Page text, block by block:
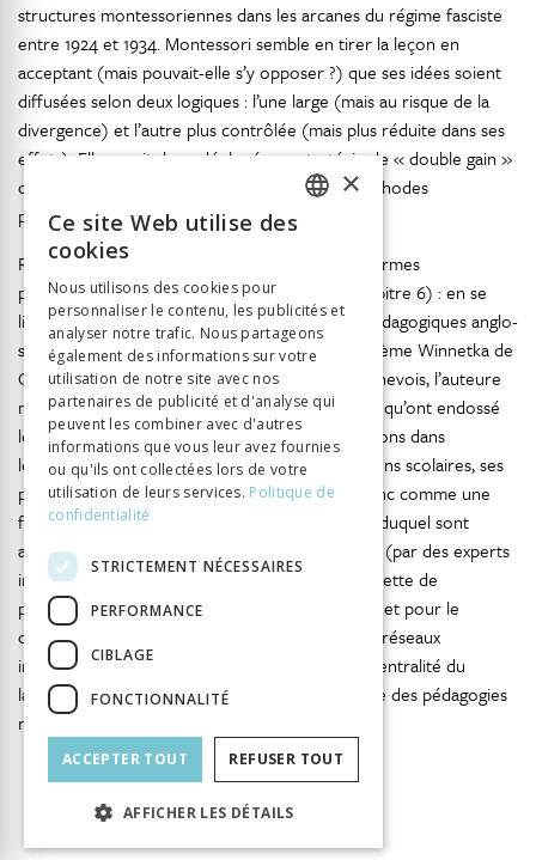
structures montessoriennes dans les arcanes du régime fasciste
entre 1924 et 1934. Montessori semble en tirer la leçon en
acceptant (mais pouvait-elle s’y opposer ?) que ses idées soient
diffusées selon deux logiques : l’une large (mais au risque de la
divergence) et l’autre plus contrôlée (mais plus réduite dans ses
effets). Elle aurait donc déployé une stratégie de « double gain »
qui expliquerait la diffusion mondiale de ses méthodes
pédagogiques.
Rien d’aussi verrouillé dans le parcours des réformes
pédagogiques étudiées parMarie Vergnon
(chapitre 6) : en se
livrant à l’analyse de la réception de modèles pédagogiques anglo-
saxons (le plan Dalton d’Helen Parkhurst, le système Winnetka de
Carleton W. Washburne) par le microcosme genevois, l’auteure
met en lumière le rôle de passeurs/ traducteurs qu’ont endossé
les pédagogues genevois et, au-delà, les institutions dans
lesquelles ils ont œuvré. Genève et ses institutions scolaires, ses
professionnels et ses militants interviennent donc comme une
forme de laboratoire multifonctions au travers duquel sont
analysés (par des experts locaux), expérimentés (par des experts
internationaux à l’Écolint) et validés (par une palette de
publications savantes) divers dispositifs, au nom et pour le
compte à la fois du monde francophone et des réseaux
internationaux de la réforme pédagogique. La centralité du
laboratoire genevois au cœur de la cartographie des pédagogies
réformatrices en est d’autant réaffirmée.
INFORMATION
ITALIAN
×
Ce site Web utilise des
cookies
Nous utilisons des cookies pour
personnaliser le contenu, les publicités et
analyser notre trafic. Nous partageons
également des informations sur votre
utilisation de notre site avec nos
partenaires de publicité et d'analyse qui
peuvent les combiner avec d'autres
informations que vous leur avez fournies
ou qu'ils ont collectées lors de votre
utilisation de leurs services. Politique de
confidentialité
STRICTEMENT NÉCESSAIRES
PERFORMANCE
CIBLAGE
FONCTIONNALITÉ
ACCEPTER TOUT REFUSER TOUT
AFFICHER LES DÉTAILS